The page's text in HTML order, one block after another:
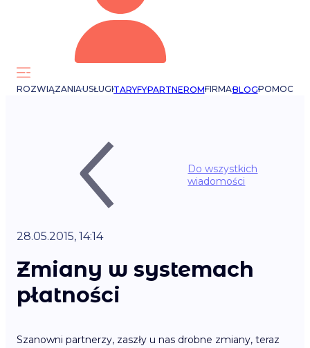
ROZWIĄZANIAUSŁUGITARYFYPARTNEROMFIRMABLOGPOMOC
Do wszystkich
wiadomości
28.05.2015, 14:14
Zmiany w systemach
płatności
Szanowni partnerzy, zaszły u nas drobne zmiany, teraz